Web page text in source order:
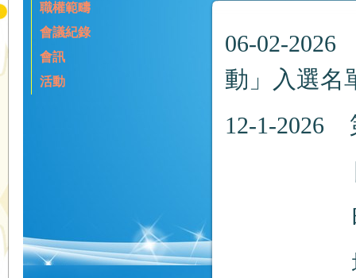
職權範疇
會議紀錄
會訊
活動
06-02-2026
動」入選名
12-1-
時間：
地點